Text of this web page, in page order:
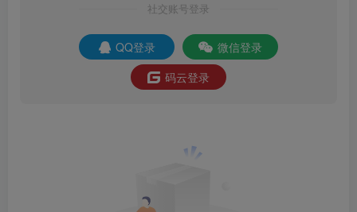
社交账号登录
QQ登录
微信登录
码云登录